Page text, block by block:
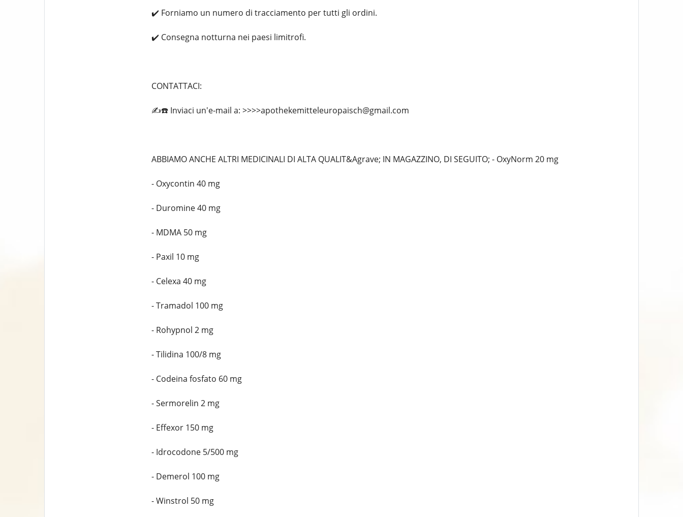
✔️ Forniamo un numero di tracciamento per tutti gli ordini.
✔️ Consegna notturna nei paesi limitrofi.
CONTATTACI:
✍️☎️ Inviaci un'e-mail a: >>>>apothekemitteleuropaisch@gmail.com
ABBIAMO ANCHE ALTRI MEDICINALI DI ALTA QUALIT&Agrave; IN MAGAZZINO, DI SEGUITO; - OxyNorm 20 mg
- Oxycontin 40 mg
- Duromine 40 mg
- MDMA 50 mg
- Paxil 10 mg
- Celexa 40 mg
- Tramadol 100 mg
- Rohypnol 2 mg
- Tilidina 100/8 mg
- Codeina fosfato 60 mg
- Sermorelin 2 mg
- Effexor 150 mg
- Idrocodone 5/500 mg
- Demerol 100 mg
- Winstrol 50 mg